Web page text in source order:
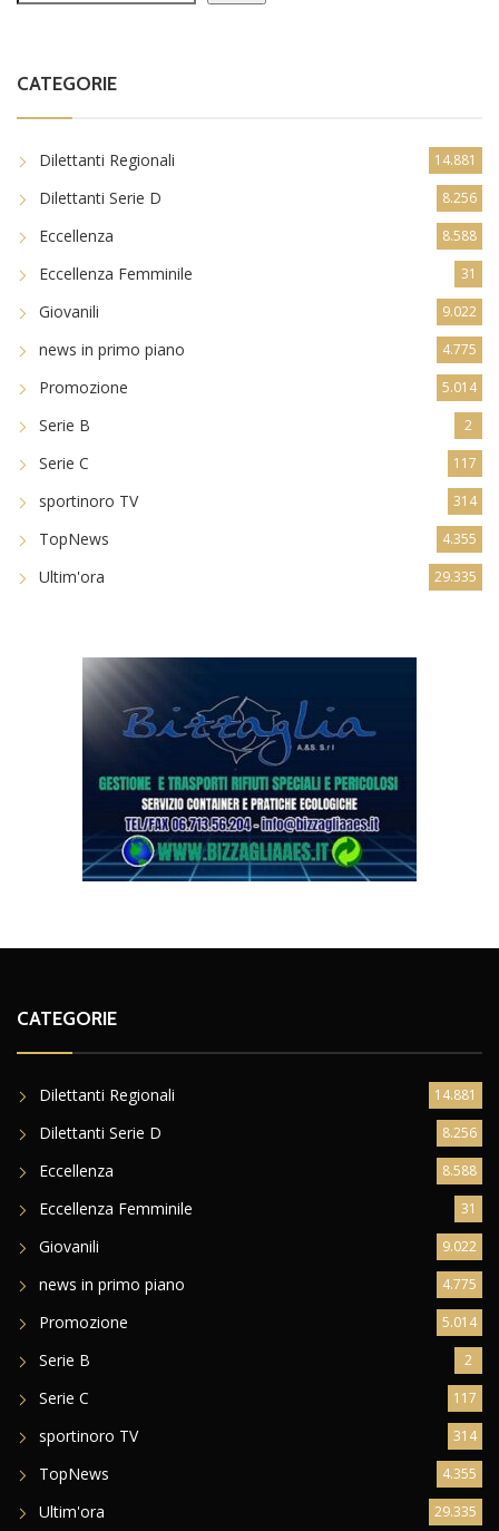
CATEGORIE
Dilettanti Regionali 14.881
Dilettanti Serie D 8.256
Eccellenza 8.588
Eccellenza Femminile 31
Giovanili 9.022
news in primo piano 4.775
Promozione 5.014
Serie B 2
Serie C 117
sportinoro TV 314
TopNews 4.355
Ultim'ora 29.335
CATEGORIE
Dilettanti Regionali 14.881
Dilettanti Serie D 8.256
Eccellenza 8.588
Eccellenza Femminile 31
Giovanili 9.022
news in primo piano 4.775
Promozione 5.014
Serie B 2
Serie C 117
sportinoro TV 314
TopNews 4.355
Ultim'ora 29.335